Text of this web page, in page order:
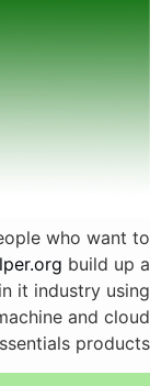
who want to
build up a
it industry using
and cloud
products